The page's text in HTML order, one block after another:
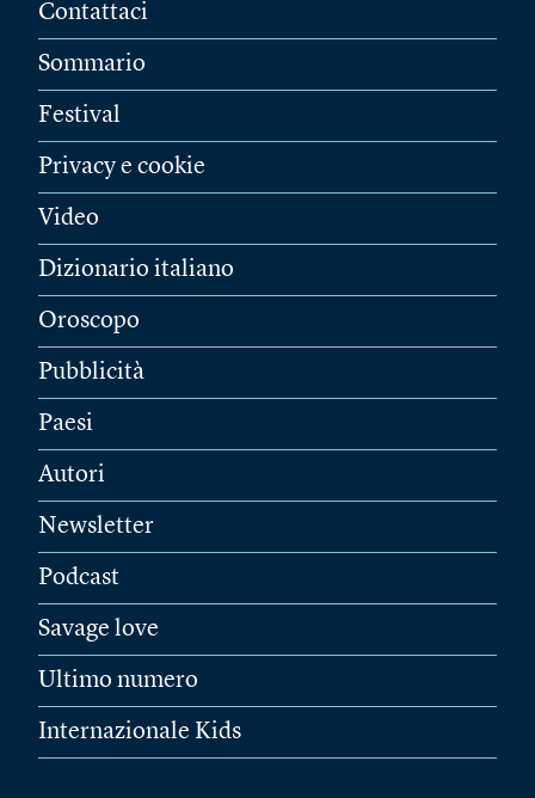
Contattaci
Sommario
Festival
Privacy e cookie
Video
Dizionario italiano
Oroscopo
Pubblicità
Paesi
Autori
Newsletter
Podcast
Savage love
Ultimo numero
Internazionale Kids